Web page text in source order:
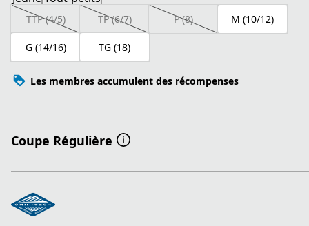
TTP (4/5) TP (6/7) P (8) M (10/12)
G (14/16) TG (18)
Les membres accumulent des récompenses
Coupe Régulière